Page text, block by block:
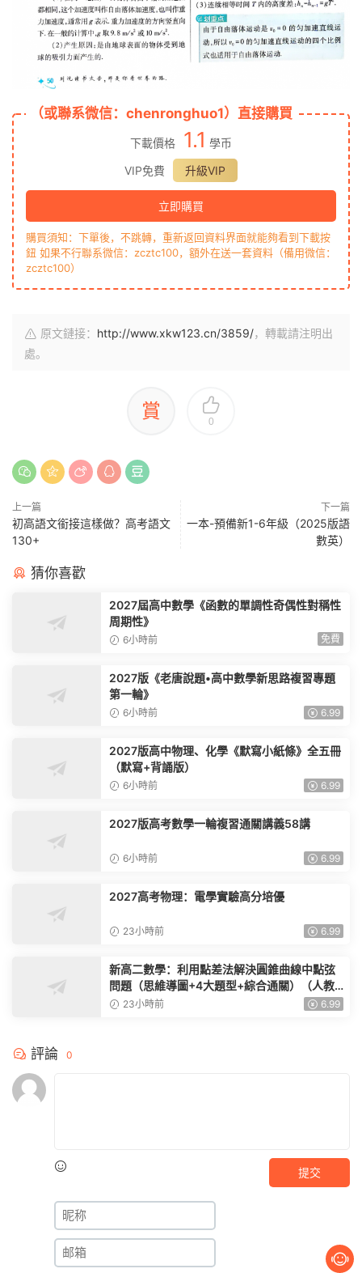
（或聯系微信：chenronghuo1）直接購買
下載價格 1.1 學币
VIP免費
升級VIP
立即購買
購買須知：下單後，不跳轉，重新返回資料界面就能夠看到下載按
鈕 如果不行聯系微信：zcztc100，額外在送一套資料（備用微信：
zcztc100）
原文鏈接： http://www.xkw123.cn/3859/，轉載請注明出
處。
賞 0
上一篇
初高語文銜接這樣做？高考語文
130+
下一篇
一本-預備新1-6年級（2025版語
數英）
猜你喜歡
2027屆高中數學《函數的單調性奇偶性對稱性
周期性》
6小時前 免費
2027版《老唐說題•高中數學新思路複習專題
第一輪》
6小時前 6.99
2027版高中物理、化學《默寫小紙條》全五冊
（默寫+背誦版）
6小時前 6.99
2027版高考數學一輪複習通關講義58講
6小時前 6.99
2027高考物理：電學實驗高分培優
23小時前 6.99
新高二數學：利用點差法解決圓錐曲線中點弦
問題（思維導圖+4大題型+綜合通關）（人教A
版）23小時前 6.99
評論 0
提交